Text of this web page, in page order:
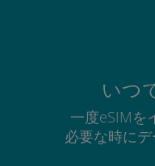
いつ
一度eSIMを
必要な時に